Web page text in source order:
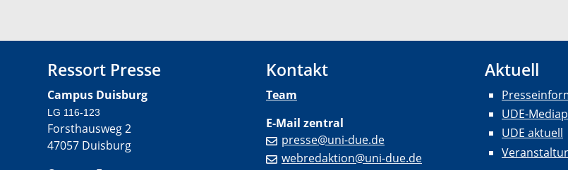
Ressort Presse
Campus Duisburg
LG 116-123
Forsthausweg 2
47057 Duisburg
Kontakt
Team
E-Mail zentral
presse@uni-due.de
webredaktion@uni-due.de
Aktuell
UDE-
UDE aktuell